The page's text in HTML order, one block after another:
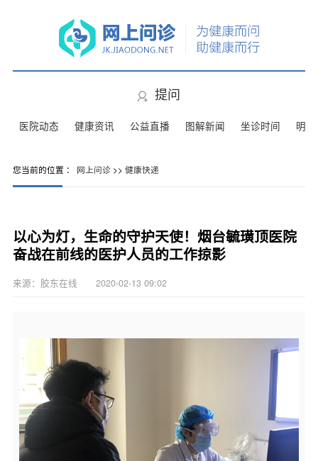
提问
医院动态 健康资讯 公益直播 图解新闻 坐诊时间 明
您当前的位置 ： 网上问诊>> 健康快递
以心为灯，生命的守护天使！烟台毓璜顶医院
奋战在前线的医护人员的工作掠影
来源：胶东在线 2020-02-13 09:02